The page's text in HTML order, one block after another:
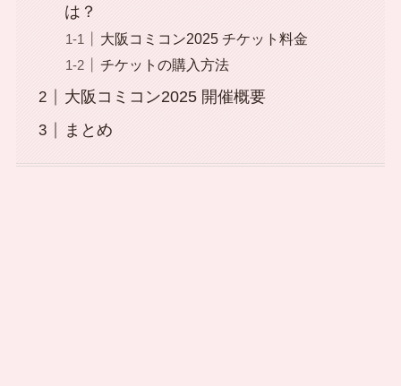
は？
大阪コミコン2025 チケット料金
チケットの購入方法
大阪コミコン2025 開催概要
まとめ